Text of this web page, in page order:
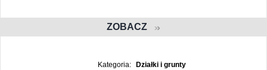
ZOBACZ
Kategoria:
Działki i grunty